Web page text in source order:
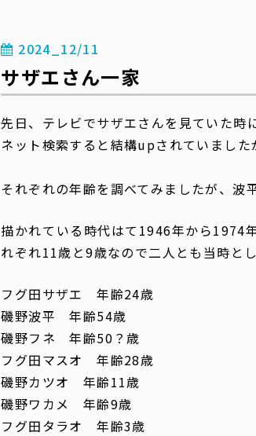
2024_12/11
サザエさん一家
先日、テレビでサザエさんを見ていた時
ネット検索すると結構upされていました
それぞれの年齢を調べてみましたが、波
描かれている時代はて1946年から1974
れぞれ11歳と9歳なので二人とも当時と
フグ田サザエ 年齢24歳
磯野波平 年齢54歳
磯野フネ 年齢50？歳
フグ田マスオ 年齢28歳
磯野カツオ 年齢11歳
磯野ワカメ 年齢9歳
フグ田タラオ 年齢3歳